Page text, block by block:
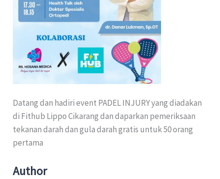
Datang dan hadiri event PADEL INJURY yang diadakan
di Fithub Lippo Cikarang dan daparkan pemeriksaan
tekanan darah dan gula darah gratis untuk 50 orang
pertama
Author